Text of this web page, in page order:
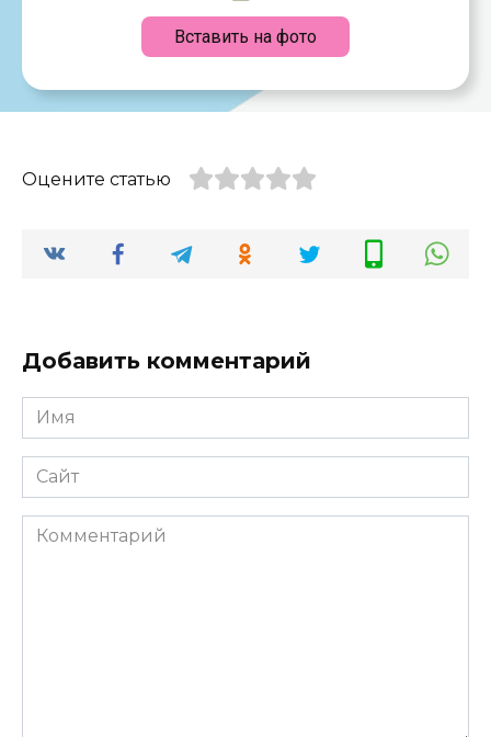
Вставить на фото
Оцените статью
Добавить комментарий
Имя
*
Сайт
Комментарий